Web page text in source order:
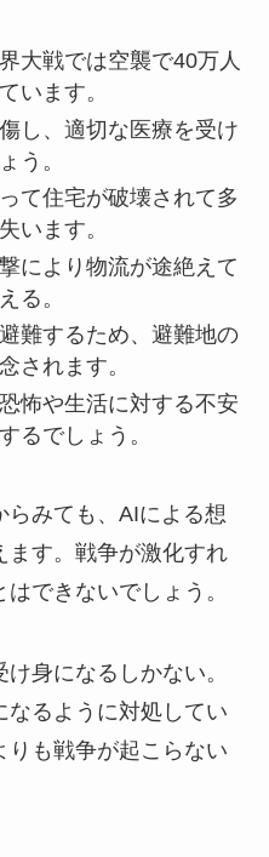
大戦では空襲で40万人
います。
し、適切な医療を受け
う。
て住宅が破壊されて多
います。
により物流が途絶えて
る。
難するため、避難地の
されます。
怖や生活に対する不安
るでしょう。
らみても、AIによる想
ます。戦争が激化すれ
できないでしょう。
身になるしかない。
るように対処してい
りも戦争が起こらない